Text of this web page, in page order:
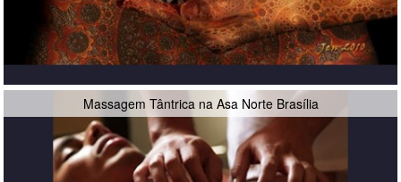
Massagem Tântrica na Asa Norte Brasília